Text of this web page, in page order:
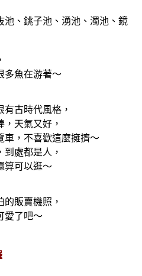
池、銚子池、湧池、濁池、鏡
多魚在游著～
古時代風格，
天氣又好，
車，不喜歡這麼擁擠～
處都是人，
算可以逛～
販賣機照，
愛了吧～